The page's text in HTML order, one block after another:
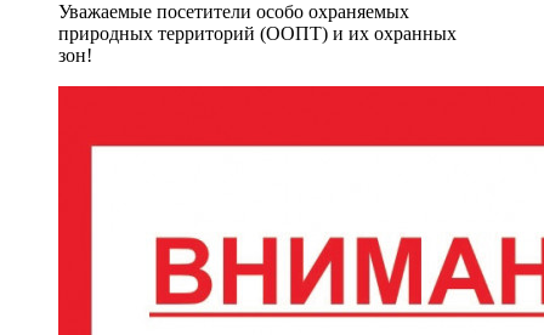
Уважаемые посетители особо охраняемых
природных территорий (ООПТ) и их охранных
зон!